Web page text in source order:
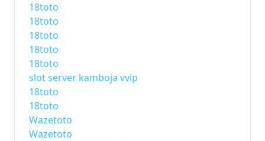
18toto
18toto
18toto
18toto
18toto
slot server kamboja vvip
18toto
18toto
Wazetoto
Wazetoto